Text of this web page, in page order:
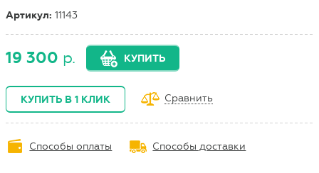
Артикул:11143
19 300 р. КУПИТЬ
КУПИТЬ В 1 КЛИК Сравнить
Способы оплаты Способы доставки